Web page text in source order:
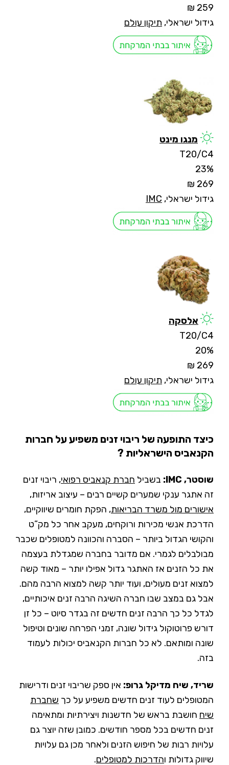
259 ₪
גידול ישראלי, תיקון עולם
מנגו מינט
T20/C4
23%
269 ₪
גידול ישראלי, IMC
אלסקה
T20/C4
20%
269 ₪
גידול ישראלי, תיקון עולם
כיצד התופעה של ריבוי זנים משפיע על חברות
הקנאביס הישראליות ?
שוסטר, IMC: בשביל חברת קנאביס רפואי, ריבוי זנים
זה אתגר ענקי שמערים קשיים רבים – עיצוב אריזות,
אישורים מול משרד הבריאות, הפקת חומרים שיווקיים,
הדרכת אנשי מכירות ורוקחים, מעקב אחר כל מק”ט
והקושי הגדול ביותר – הסברה והכוונה למטופלים שכבר
מבולבלים לגמרי. אם מדובר בחברה שמגדלת בעצמה
את כל הזנים אז האתגר גדול אפילו יותר – מאוד קשה
למצוא זנים מעולים, ועוד יותר קשה למצוא הרבה מהם.
אבל גם במצב שבו חברה השיגה הרבה זנים איכותיים,
לגדל כל כך הרבה זנים חדשים זה בגדר סיוט – כל זן
דורש פרוטוקול גידול שונה, זמני הפרחה שונים וטיפול
שונה ומותאם. לא כל חברות הקנאביס יכולות לעמוד
בזה.
שריד, שיח מדיקל גרופ: אין ספק שריבוי זנים ודרישות
המטופלים לעוד זנים חדשים משפיע על כך שחברת
שיח חושבת בראש של חדשנות ויצירתיות ומתאימה
זנים חדשים בכל מספר חודשים. כמובן שזה יוצר גם
עלויות רבות של חיפוש הזנים ולאחר מכן גם עלויות
שיווק גדולות והדרכות למטופלים.